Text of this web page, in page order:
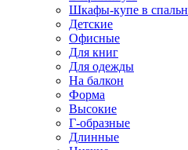
Шкафы-купе в
Детские
Офисные
Для книг
Для одежды
На балкон
Форма
Высокие
Г-образные
Длинные